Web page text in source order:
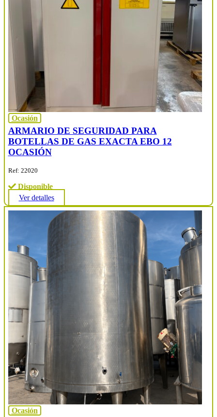
Ocasión
ARMARIO DE SEGURIDAD PARA
BOTELLAS DE GAS EXACTA EBO 12
OCASIÓN
Ref: 22020
Disponible
Ver detalles
Ocasión